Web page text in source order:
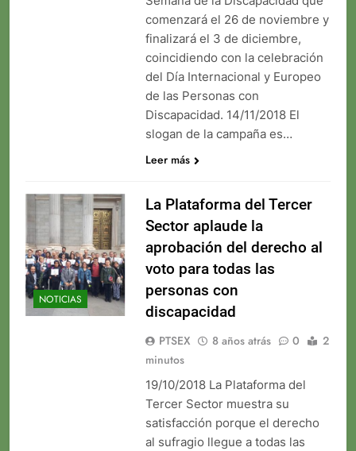
comenzará el 26 de noviembre y
finalizará el 3 de diciembre,
coincidiendo con la celebración
del Día Internacional y Europeo
de las Personas con
Discapacidad. 14/11/2018 El
slogan de la campaña es…
Leer más
NOTICIAS
La Plataforma del Tercer
Sector aplaude la
aprobación del derecho al
voto para todas las
personas con
discapacidad
PTSEX 8 años atrás 0
2
minutos
19/10/2018 La Plataforma del
Tercer Sector muestra su
satisfacción porque el derecho
al sufragio llegue a todas las